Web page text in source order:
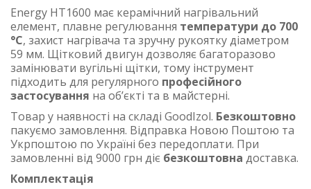
Energy HT1600 має керамічний нагрівальний
елемент, плавне регулювання температури до 700
°C, захист нагрівача та зручну рукоятку діаметром
59 мм. Щітковий двигун дозволяє багаторазово
замінювати вугільні щітки, тому інструмент
підходить для регулярного професійного
застосування на об’єкті та в майстерні.
Товар у наявності на складі GoodIzol. Безкоштовно
пакуємо замовлення. Відправка Новою Поштою та
Укрпоштою по Україні без передоплати. При
замовленні від 9000 грн діє безкоштовна доставка.
Комплектація